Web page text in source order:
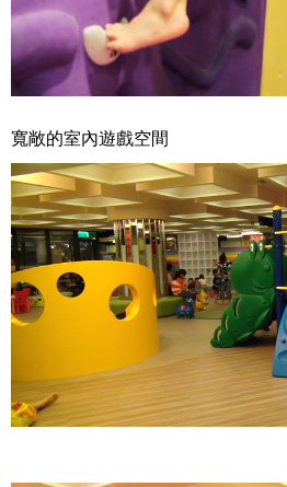
寬敞的室內遊戲空間